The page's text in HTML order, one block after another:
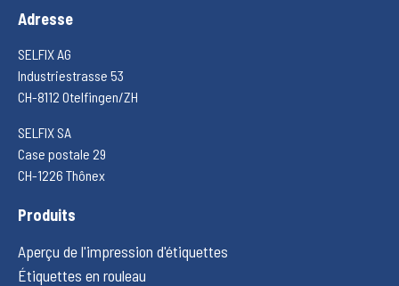
Adresse
SELFIX AG
Industriestrasse 53
CH-8112 Otelfingen/ZH
SELFIX SA
Case postale 29
CH-1226 Thônex
Produits
Aperçu de l'impression d'étiquettes
Étiquettes en rouleau